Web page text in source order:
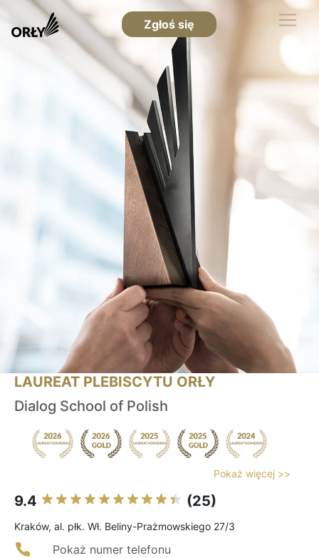
Zgłoś się
LAUREAT PLEBISCYTU ORŁY
Dialog School of Polish
Pokaż więcej >>
9.4 (25)
Kraków, al. płk. Wł. Beliny-Prażmowskiego 27/3
Pokaż numer telefonu